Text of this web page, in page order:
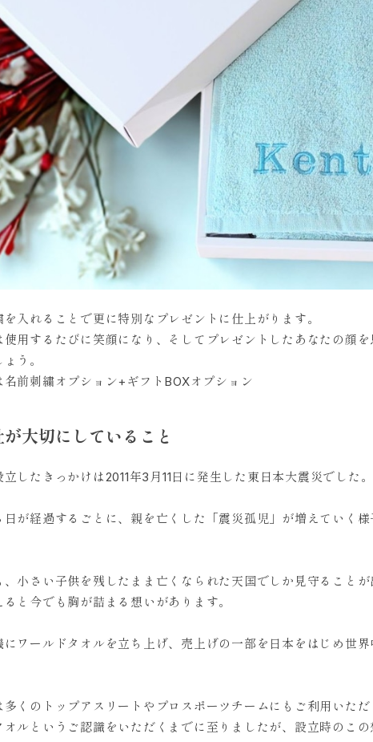
を入れることで更に特別なプレゼントに仕上がります。
使用するたびに笑顔になり、そしてプレゼントしたあなたの顔
う。
前刺繍オプション+ギフトBOXオプション
大切にしていること
したきっかけは2011年3月11日に発生した東日本大震災でした。
日が経過するごとに、親を亡くした「震災孤児」が増えていく
、小さい子供を残したまま亡くなられた天国でしか見守ること
と今でも胸が詰まる想いがあります。
にワールドタオルを立ち上げ、売上げの一部を日本をはじめ世
多くのトップアスリートやプロスポーツチームにもご利用いた
オルというご認識をいただくまでに至りましたが、設立時のこ